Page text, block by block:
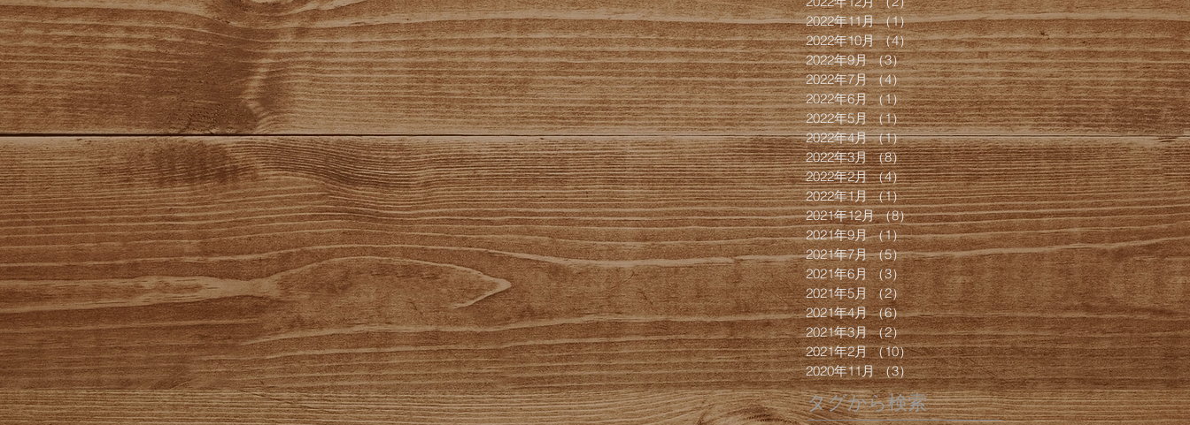
2022年11月 （1）1件の記事
2022年10月 （4）4件の記事
2022年9月 （3）3件の記事
2022年7月 （4）4件の記事
2022年6月 （1）1件の記事
2022年5月 （1）1件の記事
2022年4月 （1）1件の記事
2022年3月 （8）8件の記事
2022年2月 （4）4件の記事
2022年1月 （1）1件の記事
2021年12月 （8）8件の記事
2021年9月 （1）1件の記事
2021年7月 （5）5件の記事
2021年6月 （3）3件の記事
2021年5月 （2）2件の記事
2021年4月 （6）6件の記事
2021年3月 （2）2件の記事
2021年2月 （10）10件の記事
2020年11月 （3）3件の記事
タグから検索